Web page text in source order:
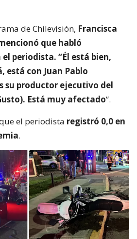
de Chilevisión, Francisca
que habló
periodista. “Él está bien,
está con Juan Pablo
su productor ejecutivo del
Está muy afectado”.
el periodista registró 0,0 en
.